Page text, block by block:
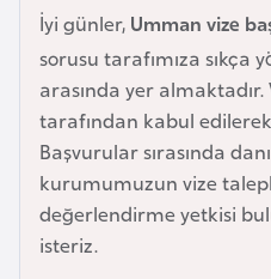
İyi günler, Umman vize
sorusu tarafımıza sıkça
arasında yer
tarafından kabul
Başvurular sırasında
kurumumuzun vize
değerlendirme yetkisi
isteriz.
c
B
a
h
r